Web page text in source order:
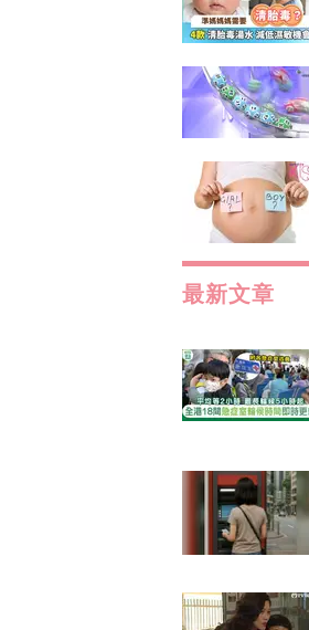
最新文章